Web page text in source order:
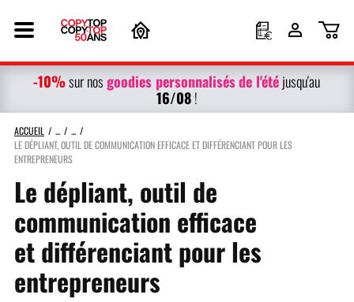
-10%sur nosgoodies personnalisésde l'étéjusqu'au
16/08!
ACCUEIL
LE DÉPLIANT, OUTIL DE COMMUNICATION EFFICACE ET DIFFÉRENCIANT POUR LES
ENTREPRENEURS
Le dépliant, outil de
communication efficace
et différenciant pour les
entrepreneurs